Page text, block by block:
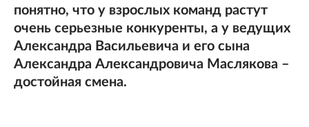
понятно, что у взрослых команд растут
очень серьезные конкуренты, а у ведущих
Александра Васильевича и его сына
Александра Александровича Маслякова –
достойная смена.